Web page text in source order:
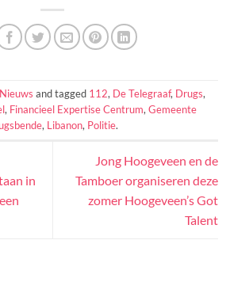
Nieuws and tagged 112, De Telegraaf, Drugs,
, Financieel Expertise Centrum, Gemeente
, Libanon, Politie.
in
Jong Hoogeveen en de
Tamboer organiseren deze
zomer Hoogeveen’s Got
Talent